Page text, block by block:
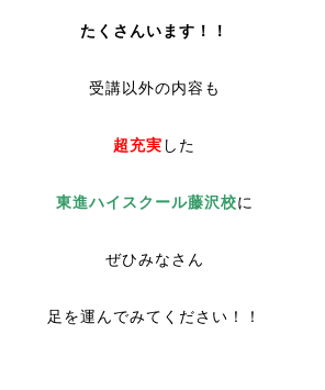
たくさんいます！！
受講以外の内容も
超充実 した
東進ハイスクール藤沢校に
ぜひみなさん
足を運んでみてください！！